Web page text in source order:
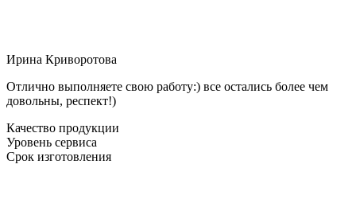
Ирина Криворотова
Отлично выполняете свою работу:) все остались более чем
довольны, респект!)
Качество продукции
Уровень сервиса
Срок изготовления